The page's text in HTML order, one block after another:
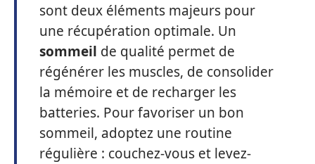
sont deux éléments majeurs pour
une récupération optimale. Un
sommeil de qualité permet de
régénérer les muscles, de consolider
la mémoire et de recharger les
batteries. Pour favoriser un bon
sommeil, adoptez une routine
régulière : couchez-vous et levez-